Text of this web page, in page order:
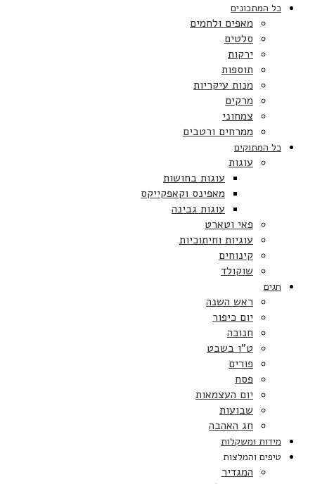
כל המתכונים
מאפים ולחמים
סלטים
ירקות
תוספות
מנות עיקריות
מרקים
צמחוני
ממרחים ורטבים
כל המתוקים
עוגות
עוגות בחושות
מאפינס וקאפקייקס
עוגות גבינה
פאי וטארט
עוגיות וחיתוכיות
קינוחים
שוקולד
חגים
ראש השנה
יום כיפור
חנוכה
ט”ו בשבט
פורים
פסח
יום העצמאות
שבועות
חג האהבה
מידות ומשקלות
טיפים והמלצות
המגדיר